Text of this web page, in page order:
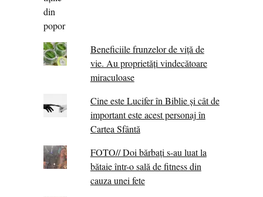
Beneficiile frunzelor de viță de
vie. Au proprietăţi vindecătoare
miraculoase
Cine este Lucifer în Biblie și cât de
important este acest personaj în
Cartea Sfântă
FOTO// Doi bărbați s-au luat la
bătaie într-o sală de fitness din
cauza unei fete